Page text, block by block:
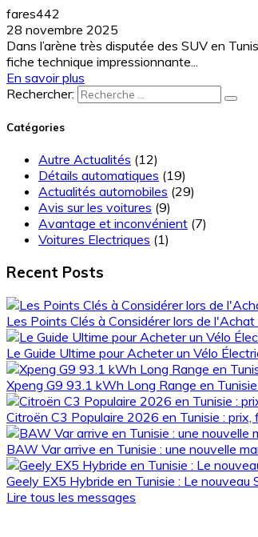
fares442
28 novembre 2025
Dans l’arène très disputée des SUV en
fiche technique impressionnante...
En savoir plus
Rechercher:
Catégories
Autre Actualités (12)
Détails automatiques (19)
Actualités automobiles (29)
Avis sur les voitures (9)
Avantage et inconvénient (7)
Voitures Electriques (1)
Recent Posts
Les Points Clés à Considérer lors de
Le Guide Ultime pour Acheter un Vélo
Xpeng G9 93.1 kWh Long Range en
Citroën C3 Populaire 2026 en Tunisie :
BAW Var arrive en Tunisie : une nouvelle
Geely EX5 Hybride en Tunisie : Le nouveau
Lire tous les messages